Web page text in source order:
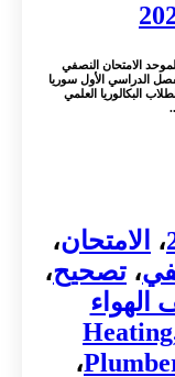
الامتحان النصفي
الدراسي الأول سوريا
البكالوريا العلمي
، الامتحان،
، تصحيح،
الهواء
،